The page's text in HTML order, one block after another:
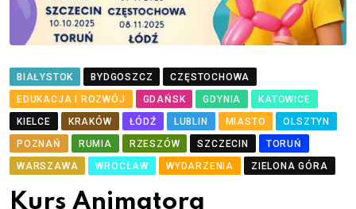
BIAŁYSTOK BYDGOSZCZ
CZĘSTOCHOWA
EDUKACJA I ROZWÓJ
GDAŃSK GDYNIA
KATOWICE
KIELCE
KRAKÓW ŁÓDŹ LUBLIN MIASTO
OLSZTYN
POZNAŃ
RUMIA RZESZÓW SZCZECIN
TORUŃ
WARSZAWA
WROCŁAW WYDARZENIA ZIELONA GÓRA
Kurs Animatora